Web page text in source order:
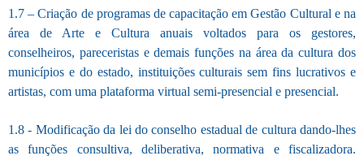
1.7 – Criação de programas de capacitação em Gestão Cultural e na
área de Arte e Cultura anuais voltados para os gestores,
conselheiros, pareceristas e demais funções na área da cultura dos
municípios e do estado, instituições culturais sem fins lucrativos e
artistas, com uma plataforma virtual semi-presencial e presencial.
1.8 - Modificação da lei do conselho estadual de cultura dando-lhes
as funções consultiva, deliberativa, normativa e fiscalizadora.